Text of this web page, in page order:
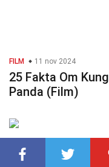
FILM 11 nov 2024
25 Fakta Om
Panda (Film)